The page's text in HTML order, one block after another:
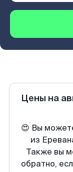
Цены на
😍 Вы
из
Также вы
обратно,